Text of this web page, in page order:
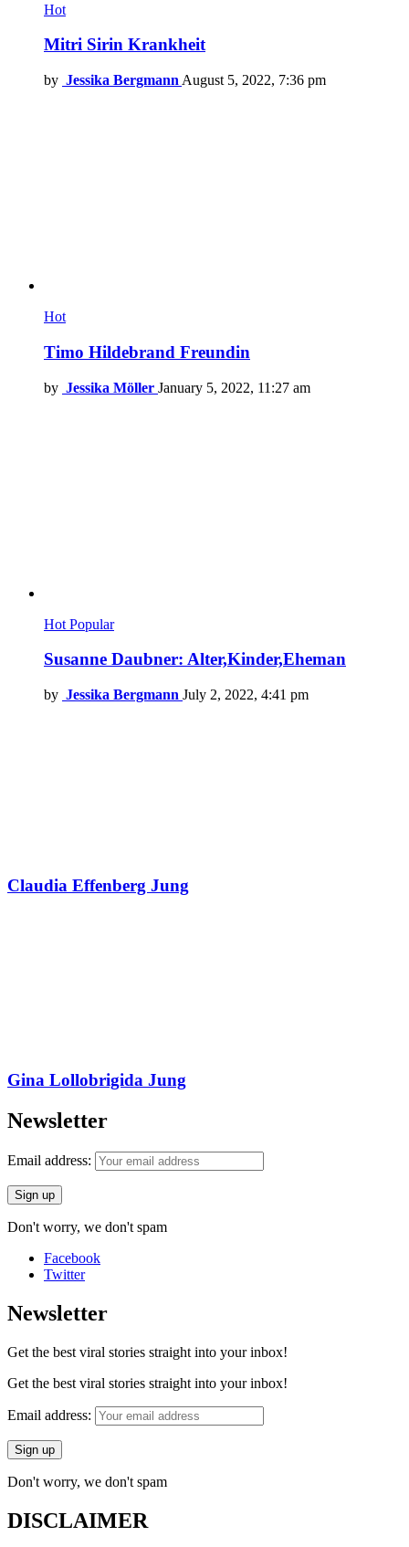
Hot
Mitri Sirin Krankheit
by Jessika Bergmann August 5, 2022, 7:36 pm
Hot
Timo Hildebrand Freundin
by Jessika Möller January 5, 2022, 11:27 am
Hot Popular
Susanne Daubner: Alter,Kinder,Eheman
by Jessika Bergmann July 2, 2022, 4:41 pm
Claudia Effenberg Jung
Gina Lollobrigida Jung
Newsletter
Email address:
Don't worry, we don't spam
Facebook
Twitter
Newsletter
Get the best viral stories straight into your inbox!
Get the best viral stories straight into your inbox!
Email address:
Don't worry, we don't spam
DISCLAIMER